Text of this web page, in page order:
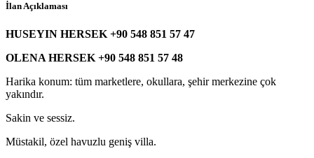
İlan Açıklaması
HUSEYIN HERSEK +90 548 851 57 47
OLENA HERSEK +90 548 851 57 48
Harika konum: tüm marketlere, okullara, şehir merkezine çok
yakındır.
Sakin ve sessiz.
Müstakil, özel havuzlu geniş villa.